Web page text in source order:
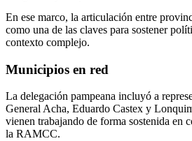
En ese marco, la articulación entre
como una de las claves para sostener
contexto complejo.
Municipios en red
La delegación pampeana incluyó a
General Acha, Eduardo Castex y
vienen trabajando de forma sostenida en
la RAMCC.